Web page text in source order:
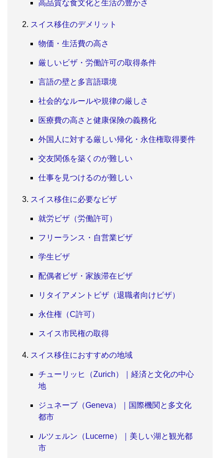
高品質な食文化と生活の豊かさ
スイス移住のデメリット
物価・生活費の高さ
厳しいビザ・労働許可の取得条件
言語の壁と多言語環境
社会的なルールや規律の厳しさ
医療費の高さと健康保険の義務化
外国人に対する厳しい帰化・永住権取得要件
交友関係を築くのが難しい
仕事を見つけるのが難しい
スイス移住に必要なビザ
就労ビザ（労働許可）
フリーランス・自営業ビザ
学生ビザ
配偶者ビザ・家族滞在ビザ
リタイアメントビザ（退職者向けビザ）
永住権（C許可）
スイス市民権の取得
スイス移住におすすめの地域
チューリッヒ（Zurich）｜経済と文化の中心
地
ジュネーブ（Geneva）｜国際機関と多文化
都市
ルツェルン（Lucerne）｜美しい湖と観光都
市